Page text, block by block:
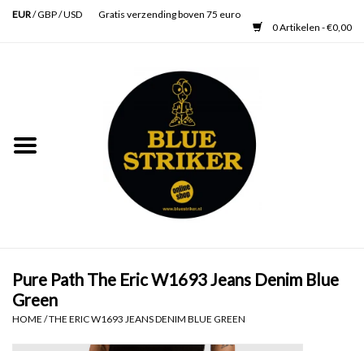
EUR/GBP/USD
Gratis verzending boven 75 euro
0 Artikelen - €0,00
Schoenen
Pure Path The Eric W1693 Jeans Denim Blue
Green
HOME /THE ERIC W1693 JEANS DENIM BLUE GREEN